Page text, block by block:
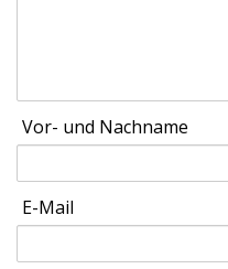
Vor- und Nachname
E-Mail